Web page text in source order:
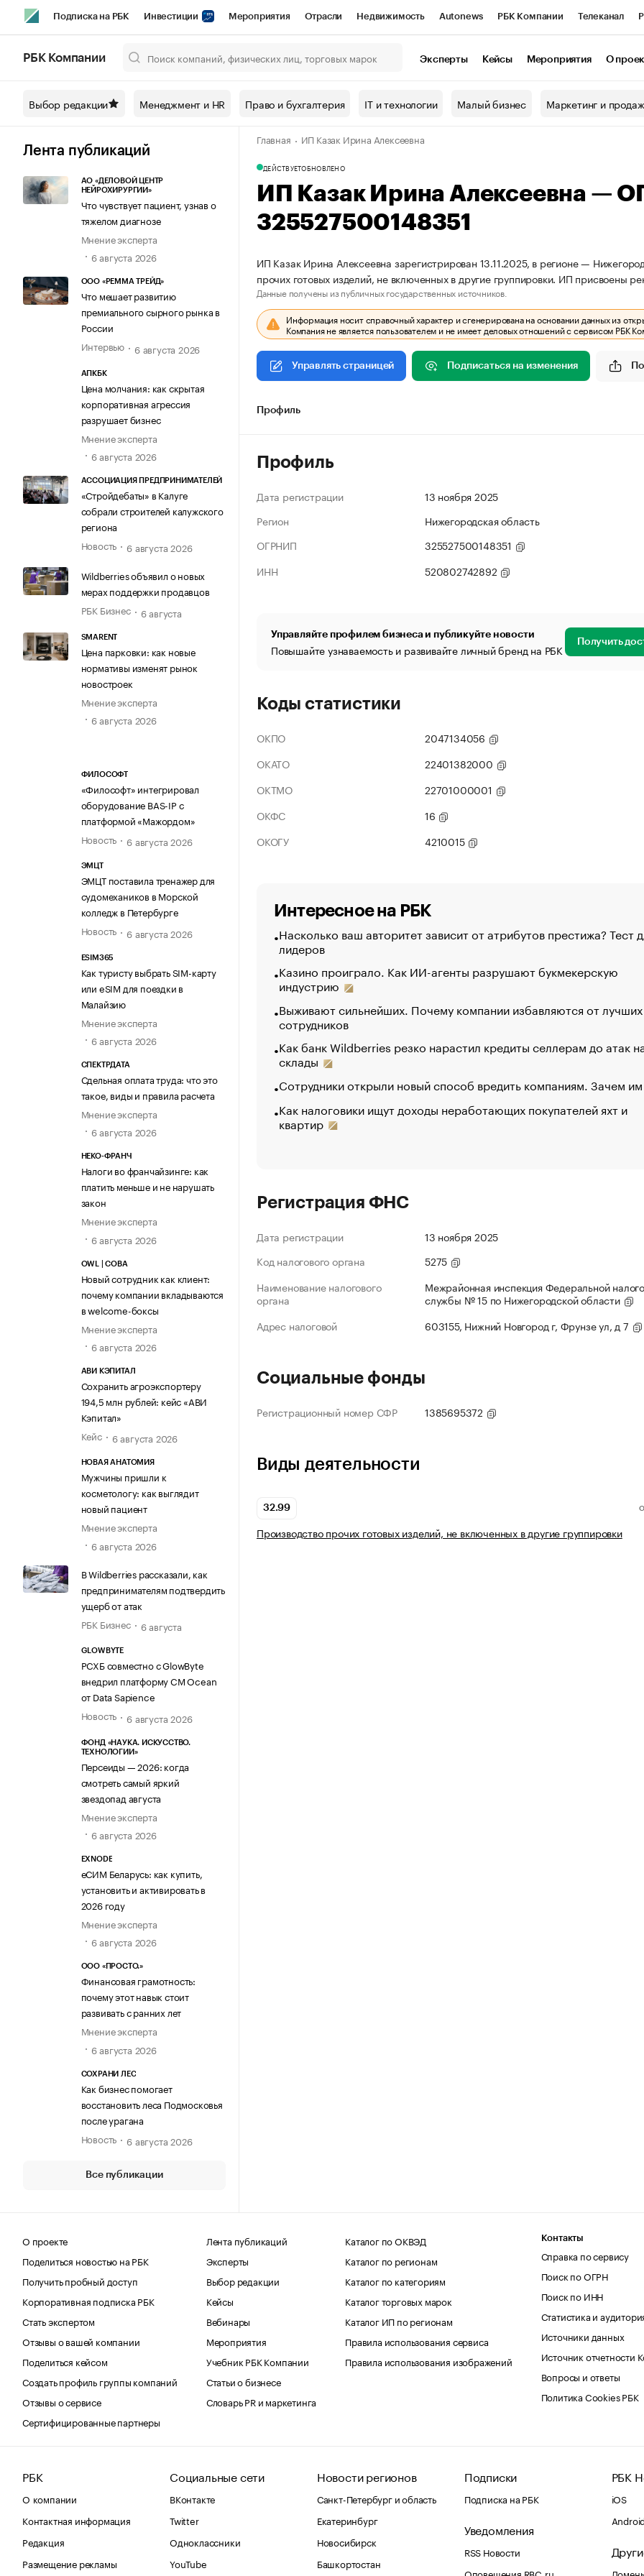
Подписка на РБК Инвестиции Мероприятия Отрасли Недвижимость Autonews РБК Компании Телеканал
Спецпроекты СПб Конференции СПб Спецпроекты Проверка контрагентов
Технологии и медиа Рынок наличной валюты
РБК Компании Эксперты Кейсы Мероприятия О
Выбор редакции Менеджмент и HR Право и бухгалтерия IT и технологии Малый бизнес Маркетинг и
Лента публикаций
АО «ДЕЛОВОЙ ЦЕНТР
НЕЙРОХИРУРГИИ»
Что чувствует пациент, узнав о
тяжелом диагнозе
Мнение эксперта
6 августа 2026
ООО «РЕММА ТРЕЙД»
Что мешает развитию
премиального сырного рынка в
России
Интервью
6 августа 2026
АПКБК
Цена молчания: как скрытая
корпоративная агрессия
разрушает бизнес
Мнение эксперта
6 августа 2026
АССОЦИАЦИЯ ПРЕДПРИНИМАТЕЛЕЙ
«Стройдебаты» в Калуге
собрали строителей калужского
региона
Новость
6 августа 2026
Wildberries объявил о новых
мерах поддержки продавцов
РБК Бизнес
6 августа
SMARENT
Цена парковки: как новые
нормативы изменят рынок
новостроек
Мнение эксперта
6 августа 2026
ФИЛОСОФТ
«Философт» интегрировал
оборудование BAS-IP с
платформой «Мажордом»
Новость
6 августа 2026
ЭМЦТ
ЭМЦТ поставила тренажер для
судомехаников в Морской
колледж в Петербурге
Новость
6 августа 2026
ESIM365
Как туристу выбрать SIM-карту
или eSIM для поездки в
Малайзию
Мнение эксперта
6 августа 2026
СПЕКТРДАТА
Сдельная оплата труда: что это
такое, виды и правила расчета
Мнение эксперта
6 августа 2026
НЕКО-ФРАНЧ
Налоги во франчайзинге: как
платить меньше и не нарушать
закон
Мнение эксперта
6 августа 2026
OWL | СОВА
Новый сотрудник как клиент:
почему компании вкладываются
в welcome-боксы
Мнение эксперта
6 августа 2026
АВИ КЭПИТАЛ
Сохранить агроэкспортеру
194,5 млн рублей: кейс «АВИ
Кэпитал»
Кейс
6 августа 2026
НОВАЯ АНАТОМИЯ
Мужчины пришли к
косметологу: как выглядит
новый пациент
Мнение эксперта
6 августа 2026
В Wildberries рассказали, как
предпринимателям подтвердить
ущерб от атак
РБК Бизнес
6 августа
GLOWBYTE
РСХБ совместно с GlowByte
внедрил платформу CM Ocean
от Data Sapience
Новость
6 августа 2026
ФОНД «НАУКА. ИСКУССТВО.
ТЕХНОЛОГИИ»
Персеиды — 2026: когда
смотреть самый яркий
звездопад августа
Мнение эксперта
6 августа 2026
EXNODE
еСИМ Беларусь: как купить,
установить и активировать в
2026 году
Мнение эксперта
6 августа 2026
ООО «ПРОСТО.»
Финансовая грамотность:
почему этот навык стоит
развивать с ранних лет
Мнение эксперта
6 августа 2026
СОХРАНИ ЛЕС
Как бизнес помогает
восстановить леса Подмосковья
после урагана
Новость
6 августа 2026
Все публикации
Главная ИП Казак Ирина Алексеевна
ДЕЙСТВУЕТОБНОВЛЕНО
ИП Казак Ирина Алексеевна —
325527500148351
ИП Казак Ирина Алексеевна зарегистрирован 13.11.2025, в регионе —
прочих готовых изделий, не включенных в другие группировки. ИП
Данные получены из публичных государственных источников.
Информация носит справочный характер и сгенерирована на основании данных из
Компания не является пользователем и не имеет деловых отношений с сервисом РБК
Управлять страницей Подписаться на изменения
Профиль
Профиль
Дата регистрации
13 ноября 2025
Регион
Нижегородская область
ОГРНИП
325527500148351
ИНН
520802742892
Управляйте профилем бизнеса и публикуйте новости
Повышайте узнаваемость и развивайте личный бренд на РБК Получить
Коды статистики
ОКПО
2047134056
ОКАТО
22401382000
ОКТМО
22701000001
ОКФС
16
ОКОГУ
4210015
Интересное на РБК
Насколько ваш авторитет зависит от атрибутов престижа? Тест
лидеров
Казино проиграло. Как ИИ-агенты разрушают букмекерскую
индустрию
Выживают сильнейших. Почему компании избавляются от лучших
сотрудников
Как банк Wildberries резко нарастил кредиты селлерам до атак
склады
Сотрудники открыли новый способ вредить компаниям. Зачем
Как налоговики ищут доходы неработающих покупателей яхт и
квартир
Регистрация ФНС
Дата регистрации
13 ноября 2025
Код налогового органа
5275
Наименование налогового
органа
Межрайонная инспекция Федеральной
службы № 15 по Нижегородской области
Адрес налоговой
603155, Нижний Новгород г, Фрунзе ул, д 7
Социальные фонды
Регистрационный номер СФР 1385695372
Виды деятельности
32.99
Производство прочих готовых изделий, не включенных в другие группировки
О проекте
Поделиться новостью на РБК
Получить пробный доступ
Корпоративная подписка РБК
Стать экспертом
Отзывы о вашей компании
Поделиться кейсом
Создать профиль группы компаний
Отзывы о сервисе
Сертифицированные партнеры
Лента публикаций
Эксперты
Выбор редакции
Кейсы
Вебинары
Мероприятия
Учебник РБК Компании
Статьи о бизнесе
Словарь PR и маркетинга
Каталог по ОКВЭД
Каталог по регионам
Каталог по категориям
Каталог торговых марок
Каталог ИП по регионам
Правила использования сервиса
Правила использования изображений
Контакты
Справка по сервису
Поиск по ОГРН
Поиск по ИНН
Статистика и
Источники данных
Источник отчетности
Вопросы и ответы
Политика Cookies РБК
РБК
О компании
Контактная информация
Редакция
Размещение рекламы
Социальные сети
ВКонтакте
Twitter
Одноклассники
YouTube
Новости регионов
Санкт-Петербург и область
Екатеринбург
Новосибирск
Башкортостан
Подписки
Подписка на РБК
Уведомления
RSS Новости
Оповещения RBC.ru
РБК
iOS